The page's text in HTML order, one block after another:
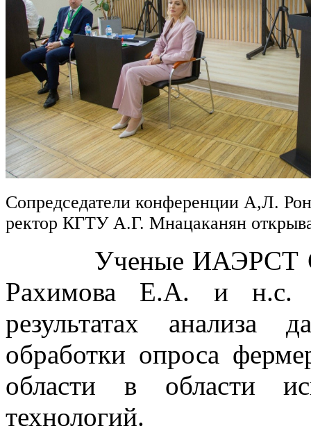
Сопредседатели конференции А,Л.
ректор КГТУ А.Г. Мнацаканян
Ученые ИАЭРСТ
Рахимова Е.А. и н.с.
результатах
обработки опроса
области в области
технологий.